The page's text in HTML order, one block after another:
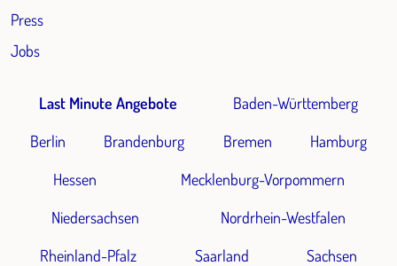
Press
Jobs
Last Minute Angebote
Baden-Württemberg
Berlin
Brandenburg Bremen
Hamburg
Hessen
Mecklenburg-Vorpommern
Niedersachsen
Nordrhein-Westfalen
Rheinland-Pfalz
Saarland Sachsen